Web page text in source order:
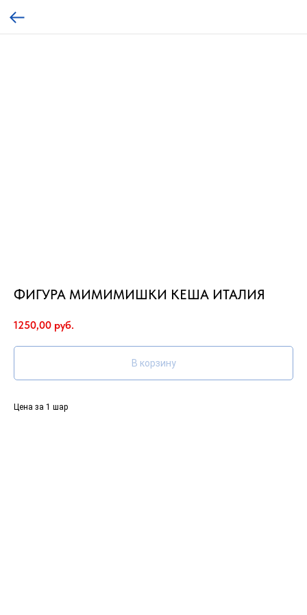
ФИГУРА МИМИМИШКИ КЕША ИТАЛИЯ
1250,00 руб.
В корзину
Цена за 1 шар